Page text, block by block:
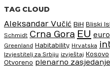
TAG CLOUD
Aleksandar Vučić BiH Bliski
Schmidt Crna Gora EU
Greenland Habitability Hrvatska
Izvjestitelj za Srbiju izvještaj Kosovo
Otvoreno plenarno zasjedanje